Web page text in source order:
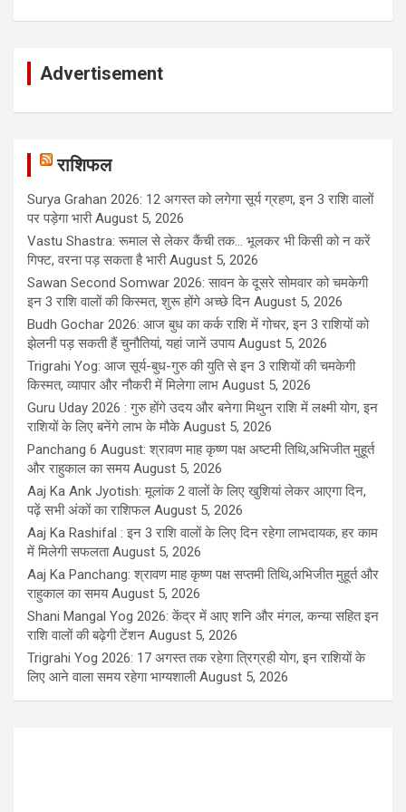
Advertisement
राशिफल
Surya Grahan 2026: 12 अगस्त को लगेगा सूर्य ग्रहण, इन 3 राशि वालों
पर पड़ेगा भारी August 5, 2026
Vastu Shastra: रूमाल से लेकर कैंची तक... भूलकर भी किसी को न करें
गिफ्ट, वरना पड़ सकता है भारी August 5, 2026
Sawan Second Somwar 2026: सावन के दूसरे सोमवार को चमकेगी
इन 3 राशि वालों की किस्मत, शुरू होंगे अच्छे दिन August 5, 2026
Budh Gochar 2026: आज बुध का कर्क राशि में गोचर, इन 3 राशियों को
झेलनी पड़ सकती हैं चुनौतियां, यहां जानें उपाय August 5, 2026
Trigrahi Yog: आज सूर्य-बुध-गुरु की युति से इन 3 राशियों की चमकेगी
किस्मत, व्यापार और नौकरी में मिलेगा लाभ August 5, 2026
Guru Uday 2026 : गुरु होंगे उदय और बनेगा मिथुन राशि में लक्ष्मी योग, इन
राशियों के लिए बनेंगे लाभ के मौके August 5, 2026
Panchang 6 August: श्रावण माह कृष्ण पक्ष अष्टमी तिथि,अभिजीत मुहूर्त
और राहुकाल का समय August 5, 2026
Aaj Ka Ank Jyotish: मूलांक 2 वालों के लिए खुशियां लेकर आएगा दिन,
पढ़ें सभी अंकों का राशिफल August 5, 2026
Aaj Ka Rashifal : इन 3 राशि वालों के लिए दिन रहेगा लाभदायक, हर काम
में मिलेगी सफलता August 5, 2026
Aaj Ka Panchang: श्रावण माह कृष्ण पक्ष सप्तमी तिथि,अभिजीत मुहूर्त और
राहुकाल का समय August 5, 2026
Shani Mangal Yog 2026: केंद्र में आए शनि और मंगल, कन्या सहित इन
राशि वालों की बढ़ेगी टेंशन August 5, 2026
Trigrahi Yog 2026: 17 अगस्त तक रहेगा त्रिग्रही योग, इन राशियों के
लिए आने वाला समय रहेगा भाग्यशाली August 5, 2026